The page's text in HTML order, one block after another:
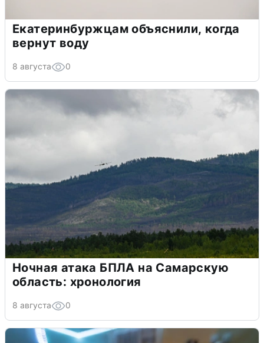
Екатеринбуржцам объяснили, когда
вернут воду
8 августа 0
Ночная атака БПЛА на Самарскую
область: хронология
8 августа 0